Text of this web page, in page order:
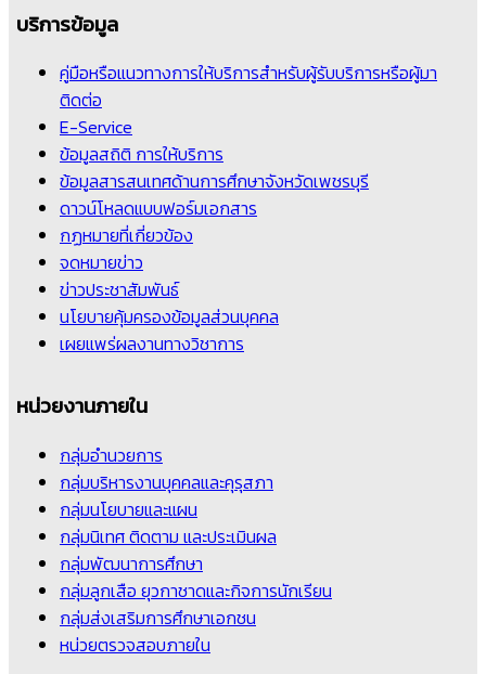
บริการข้อมูล
คู่มือหรือแนวทางการให้บริการสำหรับผู้รับบริการหรือผู้มา
ติดต่อ
E-Service
ข้อมูลสถิติ การให้บริการ
ข้อมูลสารสนเทศด้านการศึกษาจังหวัดเพชรบุรี
ดาวน์โหลดแบบฟอร์มเอกสาร
กฏหมายที่เกี่ยวข้อง
จดหมายข่าว
ข่าวประชาสัมพันธ์
นโยบายคุ้มครองข้อมูลส่วนบุคคล
เผยแพร่ผลงานทางวิชาการ
หน่วยงานภายใน
กลุ่มอำนวยการ
กลุ่มบริหารงานบุคคลและคุรุสภา
กลุ่มนโยบายและแผน
กลุ่มนิเทศ ติดตาม และประเมินผล
กลุ่มพัฒนาการศึกษา
กลุ่มลูกเสือ ยุวกาชาดและกิจการนักเรียน
กลุ่มส่งเสริมการศึกษาเอกชน
หน่วยตรวจสอบภายใน